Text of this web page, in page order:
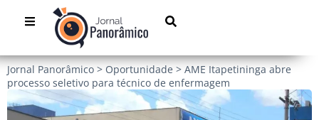
Jornal Panorâmico > Oportunidade > AME Itapetininga abre
processo seletivo para técnico de enfermagem